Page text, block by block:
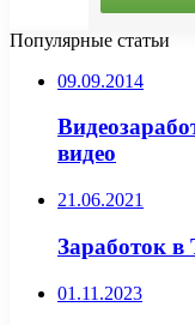
Популярные статьи
09.09.2014
видео
21.06.2021
Заработок в
01.11.2023